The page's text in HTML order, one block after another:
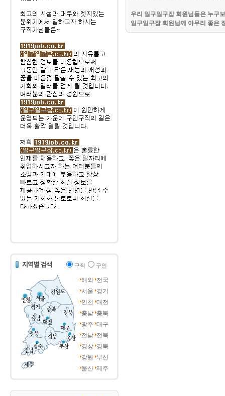
구직 구인
해외
전국
서울 경기
인천 대전
충남 충북
광주 대구
전남 전북
경상 경북
강원
부산
울산 제주
우리 일구일구잡 회원님들은 누구
일구일구잡 회원님께 아무리 좋은